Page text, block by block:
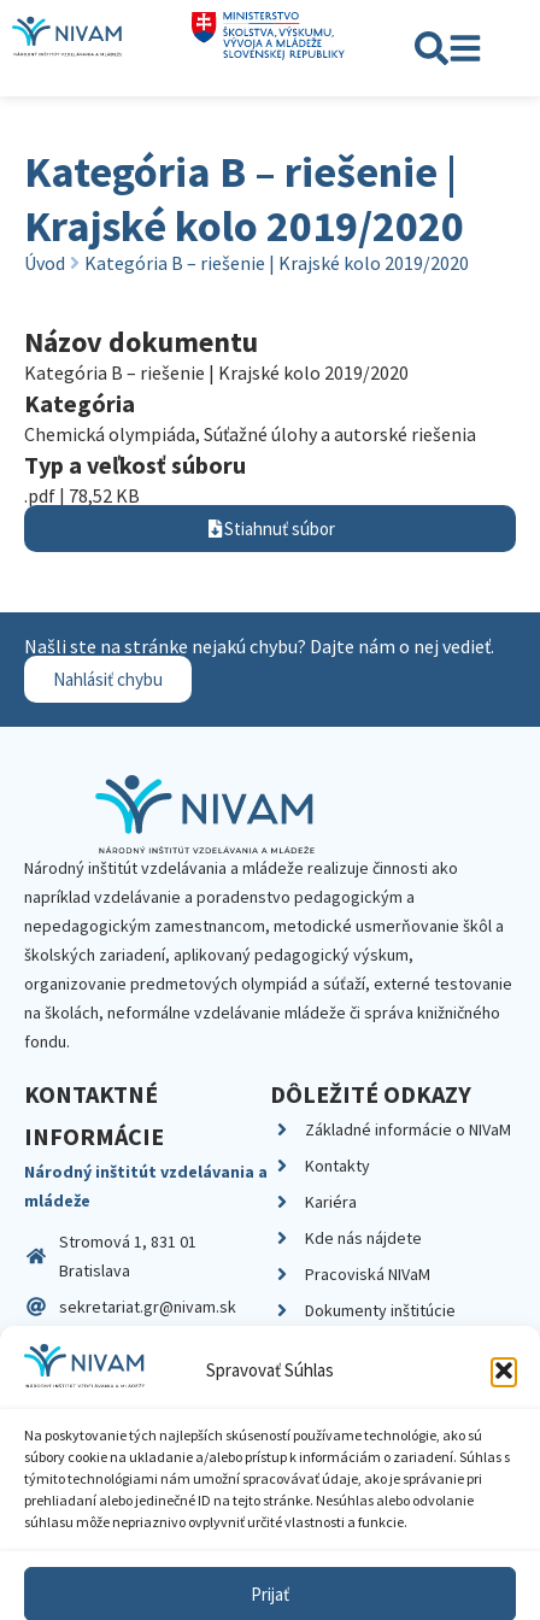
Spravovať Súhlas
Na poskytovanie tých najlepších skúseností používame technológie, ako sú
súbory cookie na ukladanie a/alebo prístup k informáciám o zariadení. Súhlas s
týmito technológiami nám umožní spracovávať údaje, ako je správanie pri
prehliadaní alebo jedinečné ID na tejto stránke. Nesúhlas alebo odvolanie
súhlasu môže nepriaznivo ovplyvniť určité vlastnosti a funkcie.
Prijať
Kategória B – riešenie |
Krajské kolo 2019/2020
Úvod Kategória B – riešenie | Krajské kolo 2019/2020
Názov dokumentu
Kategória B – riešenie | Krajské kolo 2019/2020
Kategória
Chemická olympiáda, Súťažné úlohy a autorské riešenia
Typ a veľkosť súboru
.pdf | 78,52 KB
Stiahnuť súbor
Našli ste na stránke nejakú chybu? Dajte nám o nej vedieť.
Nahlásiť chybu
Národný inštitút vzdelávania a mládeže realizuje činnosti ako
napríklad vzdelávanie a poradenstvo pedagogickým a
nepedagogickým zamestnancom, metodické usmerňovanie škôl a
školských zariadení, aplikovaný pedagogický výskum,
organizovanie predmetových olympiád a súťaží, externé testovanie
na školách, neformálne vzdelávanie mládeže či správa knižničného
fondu.
KONTAKTNÉ
INFORMÁCIE
Národný inštitút vzdelávania a
mládeže
Stromová 1, 831 01
Bratislava
sekretariat.gr@nivam.sk
IČO: 00164348
DIČ: 2020798714
DÔLEŽITÉ ODKAZY
Základné informácie o NIVaM
Kontakty
Kariéra
Kde nás nájdete
Pracoviská NIVaM
Dokumenty inštitúcie
Zásady ochrany súkromia
Sprístupnenie informácií